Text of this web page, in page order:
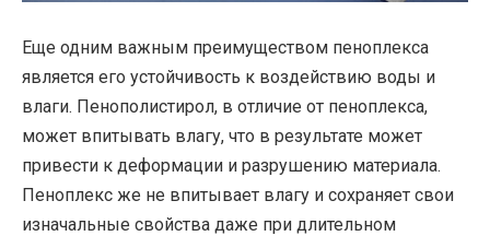
Еще одним важным преимуществом пеноплекса
является его устойчивость к воздействию воды и
влаги. Пенополистирол, в отличие от пеноплекса,
может впитывать влагу, что в результате может
привести к деформации и разрушению материала.
Пеноплекс же не впитывает влагу и сохраняет свои
изначальные свойства даже при длительном